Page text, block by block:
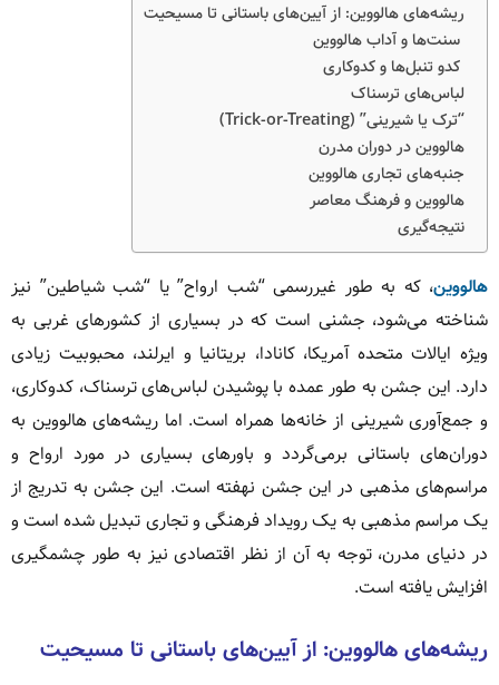
ریشه‌های هالووین: از آیین‌های باستانی تا مسیحیت
سنت‌ها و آداب هالووین
کدو تنبل‌ها و کدوکاری
لباس‌های ترسناک
“ترک یا شیرینی” (Trick-or-Treating)
هالووین در دوران مدرن
جنبه‌های تجاری هالووین
هالووین و فرهنگ معاصر
نتیجه‌گیری
هالووین، که به طور غیررسمی “شب ارواح” یا “شب شیاطین” نیز
شناخته می‌شود، جشنی است که در بسیاری از کشورهای غربی به
ویژه ایالات متحده آمریکا، کانادا، بریتانیا و ایرلند، محبوبیت زیادی
دارد. این جشن به طور عمده با پوشیدن لباس‌های ترسناک، کدوکاری،
و جمع‌آوری شیرینی از خانه‌ها همراه است. اما ریشه‌های هالووین به
دوران‌های باستانی برمی‌گردد و باورهای بسیاری در مورد ارواح و
مراسم‌های مذهبی در این جشن نهفته است. این جشن به تدریج از
یک مراسم مذهبی به یک رویداد فرهنگی و تجاری تبدیل شده است و
در دنیای مدرن، توجه به آن از نظر اقتصادی نیز به طور چشمگیری
افزایش یافته است.
ریشه‌های هالووین: از آیین‌های باستانی تا مسیحیت